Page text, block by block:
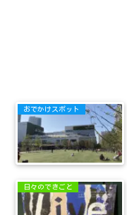
おでかけスポット
日々のできごと